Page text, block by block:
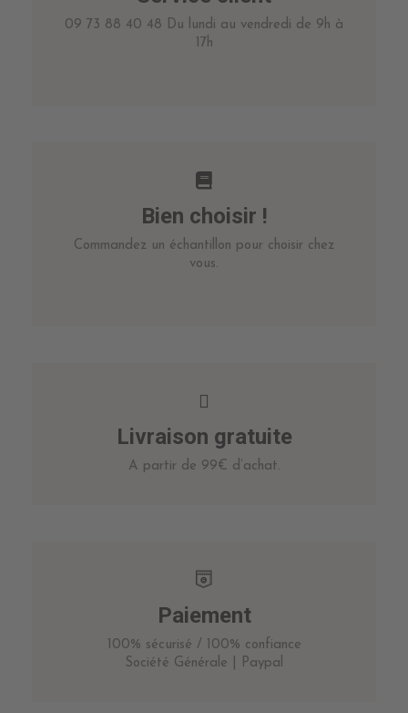
09 73 88 40 48 Du lundi au vendredi de 9h à
17h
Bien choisir !
Commandez un échantillon pour choisir chez
vous.
Livraison gratuite
A partir de 99€ d’achat.
Paiement
100% sécurisé / 100% confiance
Société Générale | Paypal